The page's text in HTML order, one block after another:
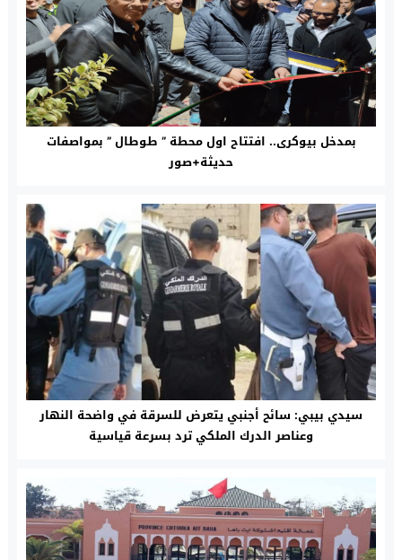
بمدخل بيوكرى.. افتتاح اول محطة ” طوطال ” بمواصفات
حديثة+صور
سيدي بيبي: سائح أجنبي يتعرض للسرقة في واضحة النهار
وعناصر الدرك الملكي ترد بسرعة قياسية